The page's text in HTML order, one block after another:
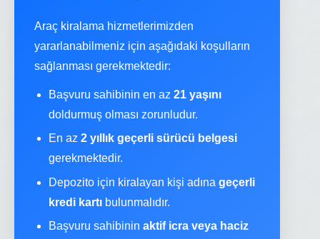
Araç kiralama hizmetlerimizden
yararlanabilmeniz için aşağıdaki koşulların
sağlanması gerekmektedir:
Başvuru sahibinin en az 21 yaşını
doldurmuş olması zorunludur.
En az 2 yıllık geçerli sürücü belgesi
gerekmektedir.
Depozito için kiralayan kişi adına geçerli
kredi kartı bulunmalıdır.
Başvuru sahibinin aktif icra veya haciz